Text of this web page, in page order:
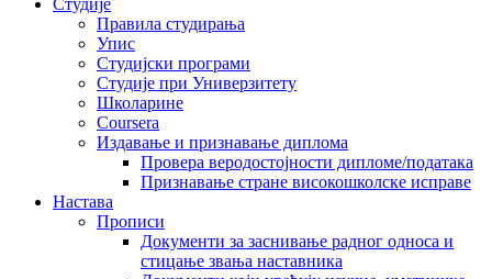
Студије
Правила студирања
Упис
Студијски програми
Студије при Универзитету
Школарине
Coursera
Издавање и признавање диплома
Провера веродостојности дипломе/података
Признавање стране високошколске исправе
Настава
Прописи
Документи за заснивање радног односа и
стицање звања наставника